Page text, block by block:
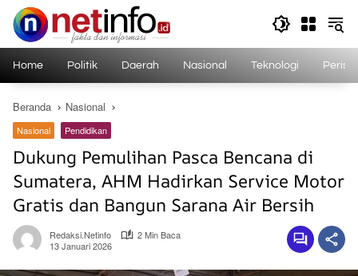
Langsung
konten
Home Politik Daerah Nasional Teknologi
Beranda Nasional
Nasional Pendidikan
Dukung Pemulihan Pasca Bencana di
Sumatera, AHM Hadirkan Service Motor
Gratis dan Bangun Sarana Air Bersih
Redaksi.netinfo
2 Min Baca
13 Januari 2026